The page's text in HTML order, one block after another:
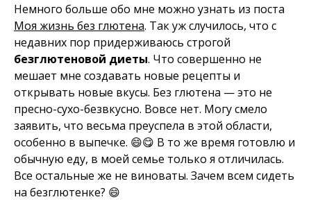
Немного больше обо мне можно узнать из поста
Моя жизнь без глютена. Так уж случилось, что с
недавних пор придерживаюсь строгой
безглютеновой диеты. Что совершенно не
мешает мне создавать новые рецепты и
открывать новые вкусы. Без глютена — это не
пресно-сухо-безвкусно. Вовсе нет. Могу смело
заявить, что весьма преуспела в этой области,
особенно в выпечке. 😄😋 В то же время готовлю и
обычную еду, в моей семье только я отличилась.
Все остальные же не виноваты. Зачем всем сидеть
на безглютенке? 😄